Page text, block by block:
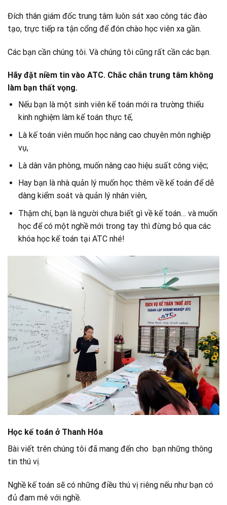
Đích thân giám đốc trung tâm luôn sát xao công tác đào
tạo, trực tiếp ra tận cổng để đón chào học viên xa gần.
Các bạn cần chúng tôi. Và chúng tôi cũng rất cần các bạn.
Hãy đặt niềm tin vào ATC. Chắc chắn trung tâm không
làm bạn thất vọng.
Nếu bạn là một sinh viên kế toán mới ra trường thiếu
kinh nghiệm làm kế toán thực tế,
Là kế toán viên muốn học nâng cao chuyên môn nghiệp
vụ,
Là dân văn phòng, muốn nâng cao hiệu suất công việc;
Hay bạn là nhà quản lý muốn học thêm về kế toán để dễ
dàng kiểm soát và quản lý nhân viên,
Thậm chí, bạn là người chưa biết gì về kế toán… và muốn
học để có một nghề mới trong tay thì đừng bỏ qua các
khóa học kế toán tại ATC nhé!
Học kế toán ở Thanh Hóa
Bài viết trên chúng tôi đã mang đến cho bạn những thông
tin thú vị.
Nghề kế toán sẽ có những điều thú vị riêng nếu như bạn có
đủ đam mê với nghề.